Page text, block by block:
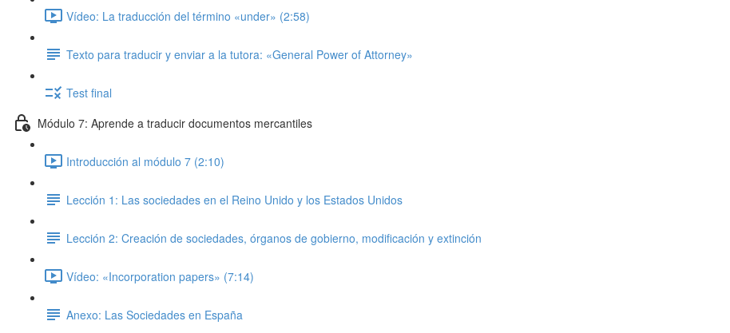
Vídeo: La traducción del término «under» (2:58)
Texto para traducir y enviar a la tutora: «General Power of Attorney»
Test final
Módulo 7: Aprende a traducir documentos mercantiles
Introducción al módulo 7 (2:10)
Lección 1: Las sociedades en el Reino Unido y los Estados Unidos
Lección 2: Creación de sociedades, órganos de gobierno, modificación y extinción
Vídeo: «Incorporation papers» (7:14)
Anexo: Las Sociedades en España